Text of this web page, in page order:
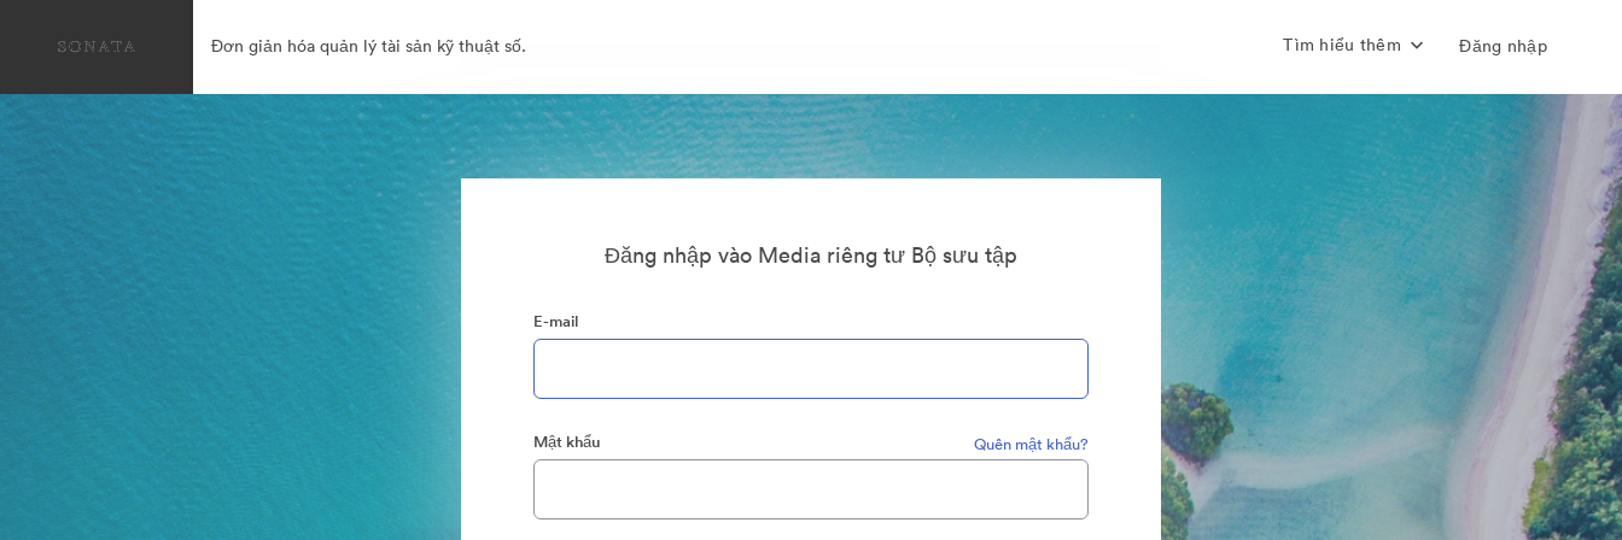
Đơn giản hóa quản lý tài sản kỹ thuật số. Tìm hiểu thêm Đăng nhập
Đăng nhập vào Media riêng tư Bộ sưu tập
E-mail
Mật khẩu Quên mật khẩu?